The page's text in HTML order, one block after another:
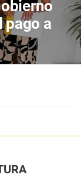
pago a